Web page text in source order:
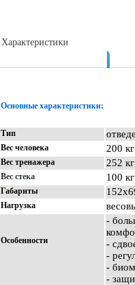
Характеристики
Основные характеристики:
Тип
Вес человека 200 кг
Вес тренажера 252
Вес стека 100 кг
Габариты
Нагрузка
Особенности
-
-
-
-
-